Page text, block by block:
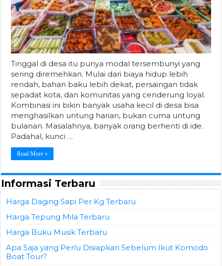
Tinggal di desa itu punya modal tersembunyi yang
sering diremehkan. Mulai dari biaya hidup lebih
rendah, bahan baku lebih dekat, persaingan tidak
sepadat kota, dan komunitas yang cenderung loyal.
Kombinasi ini bikin banyak usaha kecil di desa bisa
menghasilkan untung harian, bukan cuma untung
bulanan. Masalahnya, banyak orang berhenti di ide.
Padahal, kunci …
Read More »
Informasi Terbaru
Harga Daging Sapi Per Kg Terbaru
Harga Tepung Mila Terbaru
Harga Buku Musik Terbaru
Apa Saja yang Perlu Disiapkan Sebelum Ikut Komodo
Boat Tour?